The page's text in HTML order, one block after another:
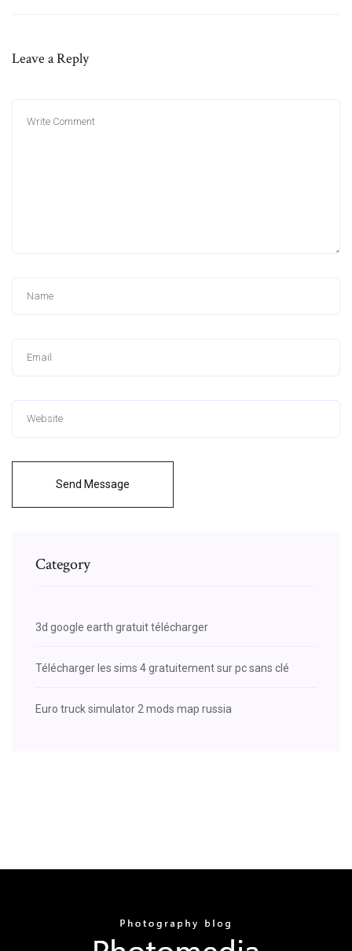
Leave a Reply
Send Message
Category
3d google earth gratuit télécharger
Télécharger les sims 4 gratuitement sur pc sans clé
Euro truck simulator 2 mods map russia